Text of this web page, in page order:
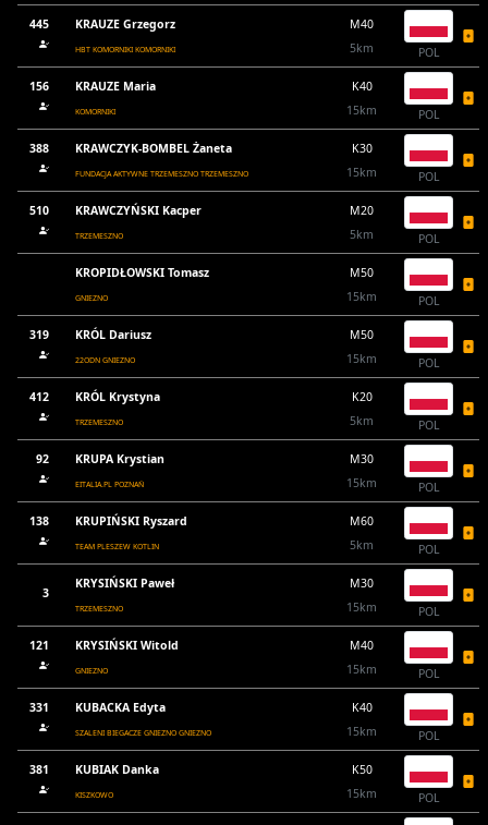
445 KRAUZE Grzegorz
HBT KOMORNIKI KOMORNIKI
M40
5km
POL
156 KRAUZE Maria
KOMORNIKI
K40
15km
POL
388 KRAWCZYK-BOMBEL Żaneta
FUNDACJA AKTYWNE TRZEMESZNO TRZEMESZNO
K30
15km
POL
510 KRAWCZYŃSKI Kacper
TRZEMESZNO
M20
5km
POL
KROPIDŁOWSKI Tomasz
GNIEZNO
M50
15km
POL
319 KRÓL Dariusz
22ODN GNIEZNO
M50
15km
POL
412 KRÓL Krystyna
TRZEMESZNO
K20
5km
POL
92 KRUPA Krystian
EITALIA.PL POZNAŃ
M30
15km
POL
138 KRUPIŃSKI Ryszard
TEAM PLESZEW KOTLIN
M60
5km
POL
3
KRYSIŃSKI Paweł
TRZEMESZNO
M30
15km
POL
121 KRYSIŃSKI Witold
GNIEZNO
M40
15km
POL
331 KUBACKA Edyta
SZALENI BIEGACZE GNIEZNO GNIEZNO
K40
15km
POL
381 KUBIAK Danka
KISZKOWO
K50
15km
POL